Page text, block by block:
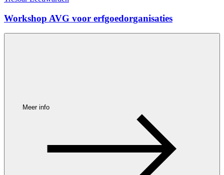
Workshop AVG voor erfgoedorganisaties
Meer info